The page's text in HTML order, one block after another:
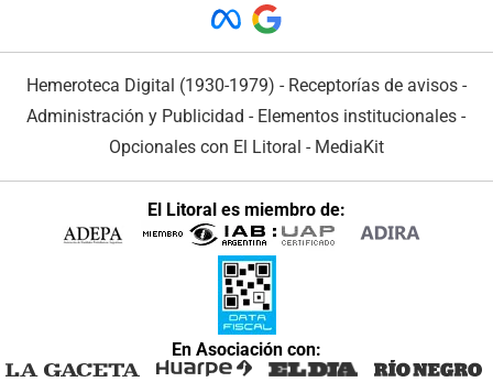
Hemeroteca Digital (1930-1979) - Receptorías de avisos -
Administración y Publicidad - Elementos institucionales -
Opcionales con El Litoral - MediaKit
El Litoral es miembro de:
En Asociación con: